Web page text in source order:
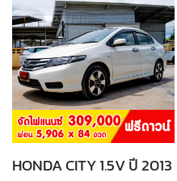
HONDA CITY 1.5V ปี 2013